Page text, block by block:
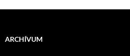
ARCHÍVUM